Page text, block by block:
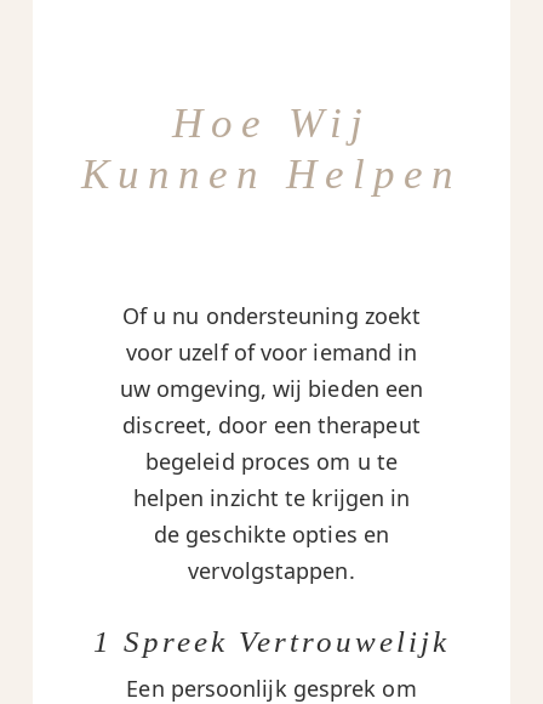
Hoe Wij
Kunnen Helpen
Of u nu ondersteuning zoekt
voor uzelf of voor iemand in
uw omgeving, wij bieden een
discreet, door een therapeut
begeleid proces om u te
helpen inzicht te krijgen in
de geschikte opties en
vervolgstappen.
1 Spreek Vertrouwelijk
Een persoonlijk gesprek om